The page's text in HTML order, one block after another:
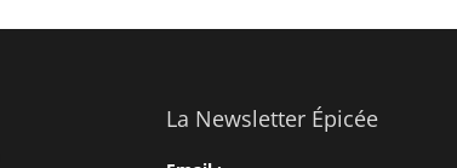
La Newsletter Épicée